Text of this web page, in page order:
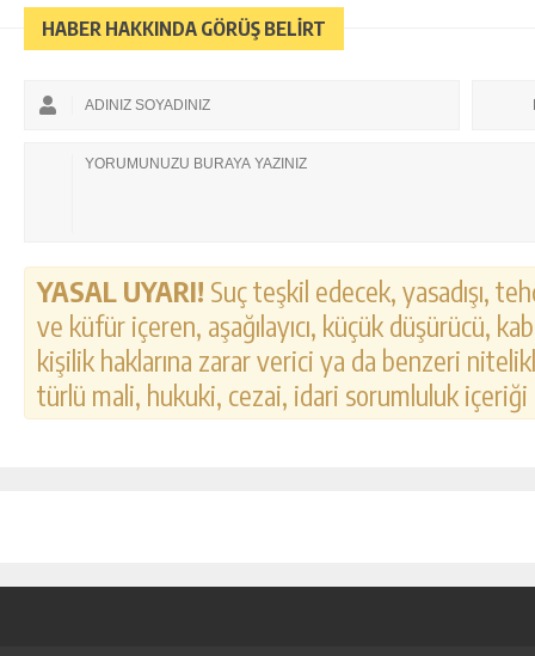
HABER HAKKINDA GÖRÜŞ BELİRT
YASAL UYARI! Suç teşkil edecek, yasadışı,
ve küfür içeren, aşağılayıcı, küçük düşürücü,
kişilik haklarına zarar verici ya da benzeri
türlü mali, hukuki, cezai, idari sorumluluk